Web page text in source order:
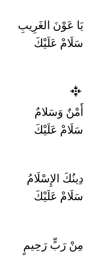
يَا عَوْنَ الغَرِيبِ
سَلَامْ عَلَيْكَ
أَمْنٌ وَسَلامٌ
سَلَامْ عَلَيْكَ
دِينُكَ الإِسْلَامُ
سَلَامْ عَلَيْكَ
مِنْ رَبٍّ رَحِيمٍ